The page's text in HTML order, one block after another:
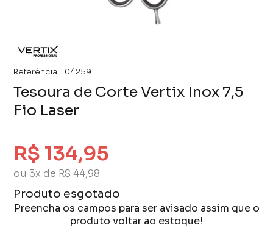
Referência: 104259
Tesoura de Corte Vertix Inox 7,5
Fio Laser
R$ 134,95
ou 3x de R$ 44,98
Produto esgotado
Preencha os campos para ser avisado assim que o
produto voltar ao estoque!